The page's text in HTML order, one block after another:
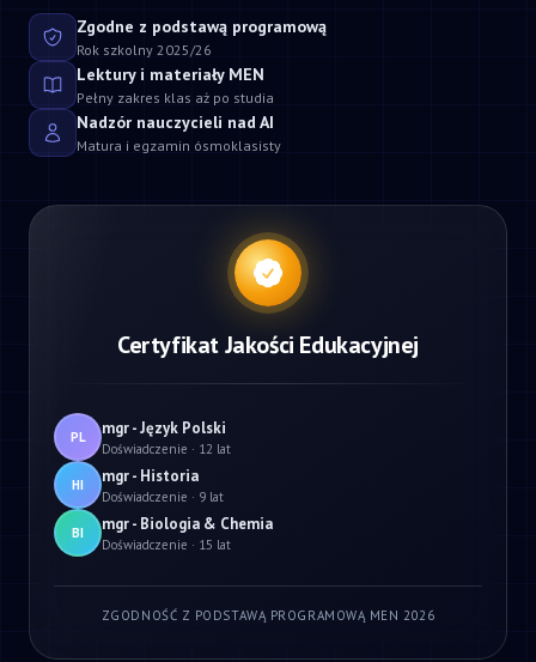
Zgodne z podstawą programową
Rok szkolny 2025/26
Lektury i materiały MEN
Pełny zakres klas aż po studia
Nadzór nauczycieli nad AI
Matura i egzamin ósmoklasisty
Certyfikat Jakości Edukacyjnej
PL mgr - Język Polski
Doświadczenie · 12 lat
HI mgr - Historia
Doświadczenie · 9 lat
BI mgr - Biologia & Chemia
Doświadczenie · 15 lat
ZGODNOŚĆ Z PODSTAWĄ PROGRAMOWĄ MEN 2026